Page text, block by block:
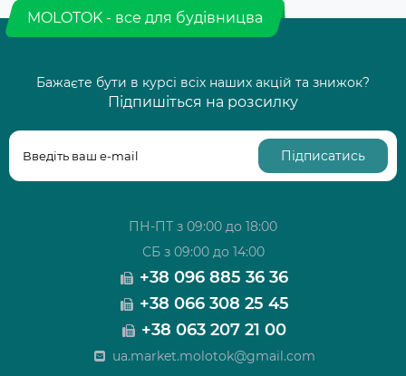
MOLOTOK - все для будівницва
Бажаєте бути в курсі всіх наших акцій та знижок?
Підпишіться на розсилку
Підписатись
ПН-ПТ з 09:00 до 18:00
СБ з 09:00 до 14:00
+38 096 885 36 36
+38 066 308 25 45
+38 063 207 21 00
ua.market.molotok@gmail.com